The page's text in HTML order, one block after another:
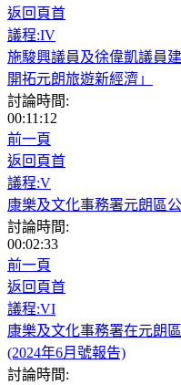
返回頁首
議程:IV
施駿興議員及徐偉凱議員
開拓元朗旅遊新經濟」
討論時間:
00:11:12
前一頁
返回頁首
議程:V
康樂及文化事務署元朗區
討論時間:
00:02:33
前一頁
返回頁首
議程:VI
康樂及文化事務署在元朗
(2024年6月號報告)
討論時間: